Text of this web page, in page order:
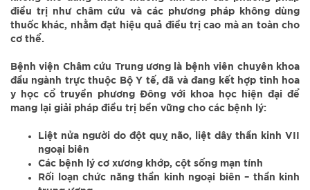
điều trị như châm cứu và các phương pháp không dùng
thuốc khác, nhằm đạt hiệu quả điều trị cao mà an toàn cho
cơ thể.
Bệnh viện Châm cứu Trung ương là bệnh viên chuyên khoa
đầu ngành trực thuộc Bộ Y tế, đã và đang kết hợp tinh hoa
y học cổ truyền phương Đông với khoa học hiện đại để
mang lại giải pháp điều trị bền vững cho các bệnh lý:
Liệt nửa người do đột quỵ não, liệt dây thần kinh VII
ngoại biên
Các bệnh lý cơ xương khớp, cột sống mạn tính
Rối loạn chức năng thần kinh ngoại biên – thần kinh